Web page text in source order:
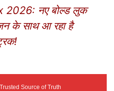
नए बोल्ड लुक
के साथ आ रहा है
Source of Truth